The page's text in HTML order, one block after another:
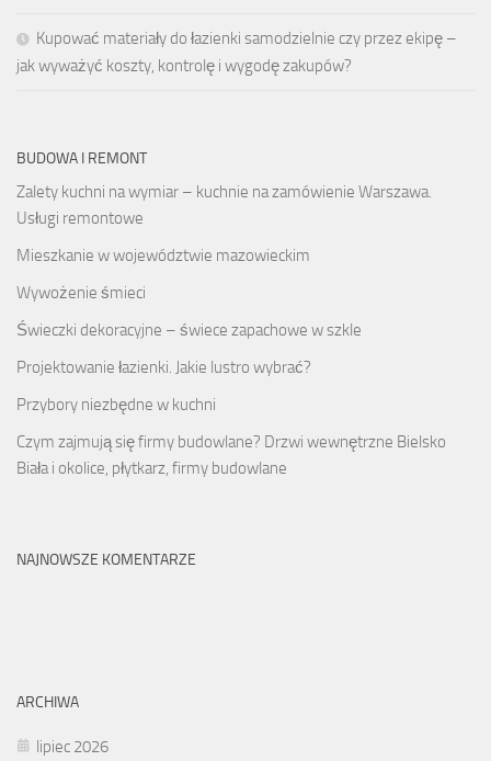
Kupować materiały do łazienki samodzielnie czy przez ekipę –
jak wyważyć koszty, kontrolę i wygodę zakupów?
BUDOWA I REMONT
Zalety kuchni na wymiar – kuchnie na zamówienie Warszawa.
Usługi remontowe
Mieszkanie w województwie mazowieckim
Wywożenie śmieci
Świeczki dekoracyjne – świece zapachowe w szkle
Projektowanie łazienki. Jakie lustro wybrać?
Przybory niezbędne w kuchni
Czym zajmują się firmy budowlane? Drzwi wewnętrzne Bielsko
Biała i okolice, płytkarz, firmy budowlane
NAJNOWSZE KOMENTARZE
ARCHIWA
lipiec 2026